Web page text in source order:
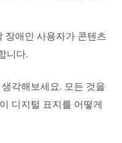
장애인 사용자가 콘텐츠
니다.
각해보세요. 모든 것을
디지털 표지를 어떻게